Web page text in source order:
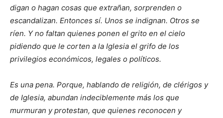
digan o hagan cosas que extrañan, sorprenden o
escandalizan. Entonces sí. Unos se indignan. Otros se
ríen. Y no faltan quienes ponen el grito en el cielo
pidiendo que le corten a la Iglesia el grifo de los
privilegios económicos, legales o políticos.
Es una pena. Porque, hablando de religión, de clérigos y
de Iglesia, abundan indeciblemente más los que
murmuran y protestan, que quienes reconocen y